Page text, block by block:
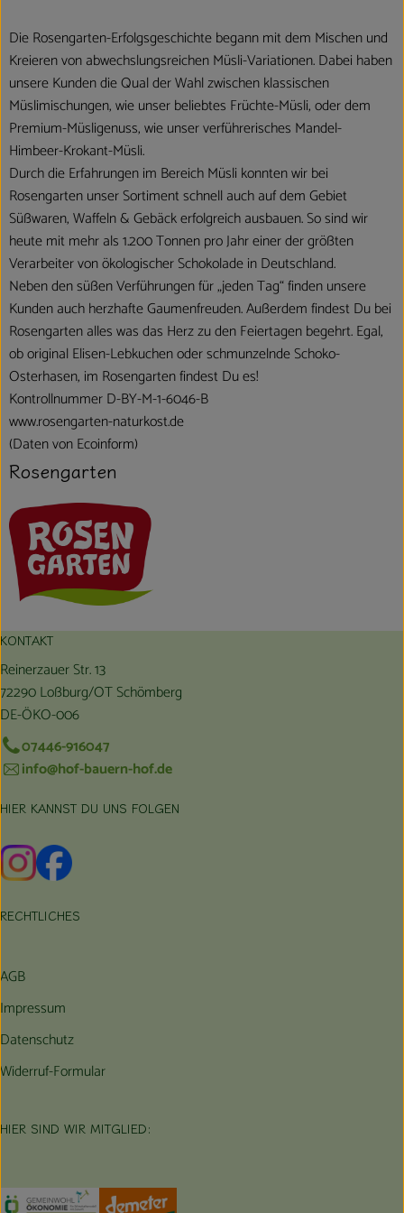
Die Rosengarten-Erfolgsgeschichte begann mit dem Mischen und
Kreieren von abwechslungsreichen Müsli-Variationen. Dabei haben
unsere Kunden die Qual der Wahl zwischen klassischen
Müslimischungen, wie unser beliebtes Früchte-Müsli, oder dem
Premium-Müsligenuss, wie unser verführerisches Mandel-
Himbeer-Krokant-Müsli.
Durch die Erfahrungen im Bereich Müsli konnten wir bei
Rosengarten unser Sortiment schnell auch auf dem Gebiet
Süßwaren, Waffeln & Gebäck erfolgreich ausbauen. So sind wir
heute mit mehr als 1.200 Tonnen pro Jahr einer der größten
Verarbeiter von ökologischer Schokolade in Deutschland.
Neben den süßen Verführungen für „jeden Tag“ finden unsere
Kunden auch herzhafte Gaumenfreuden. Außerdem findest Du bei
Rosengarten alles was das Herz zu den Feiertagen begehrt. Egal,
ob original Elisen-Lebkuchen oder schmunzelnde Schoko-
Osterhasen, im Rosengarten findest Du es!
Kontrollnummer D-BY-M-1-6046-B
www.rosengarten-naturkost.de
(Daten von Ecoinform)
Rosengarten
KONTAKT
Reinerzauer Str. 13
72290 Loßburg/OT Schömberg
DE-ÖKO-006
07446-916047
info@hof-bauern-hof.de
HIER KANNST DU UNS FOLGEN
Externer Link zu https://www.instagram.com/hofbauernhof/
Externer Link zu https://www.facebook.com/
RECHTLICHES
AGB
Impressum
Datenschutz
Widerruf-Formular
HIER SIND WIR MITGLIED:
Externer Link zu https://www.oekokiste.de/
Externer Link zu https://germany.econgood.org/